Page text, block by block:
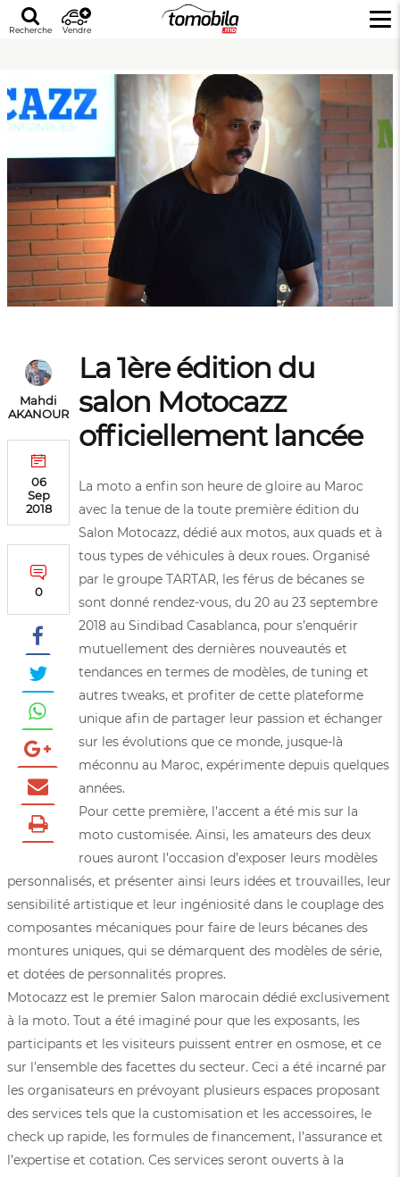
Recherche Vendre
Mahdi
AKANOUR
06
Sep
2018
0
La 1ère édition du
salon Motocazz
officiellement lancée
La moto a enfin son heure de gloire au Maroc
avec la tenue de la toute première édition du
Salon Motocazz, dédié aux motos, aux quads et à
tous types de véhicules à deux roues. Organisé
par le groupe TARTAR, les férus de bécanes se
sont donné rendez-vous, du 20 au 23 septembre
2018 au Sindibad Casablanca, pour s’enquérir
mutuellement des dernières nouveautés et
tendances en termes de modèles, de tuning et
autres tweaks, et profiter de cette plateforme
unique afin de partager leur passion et échanger
sur les évolutions que ce monde, jusque-là
méconnu au Maroc, expérimente depuis quelques
années.
Pour cette première, l’accent a été mis sur la
moto customisée. Ainsi, les amateurs des deux
roues auront l’occasion d’exposer leurs modèles
personnalisés, et présenter ainsi leurs idées et trouvailles, leur
sensibilité artistique et leur ingéniosité dans le couplage des
composantes mécaniques pour faire de leurs bécanes des
montures uniques, qui se démarquent des modèles de série,
et dotées de personnalités propres.
Motocazz est le premier Salon marocain dédié exclusivement
à la moto. Tout a été imaginé pour que les exposants, les
participants et les visiteurs puissent entrer en osmose, et ce
sur l’ensemble des facettes du secteur. Ceci a été incarné par
les organisateurs en prévoyant plusieurs espaces proposant
des services tels que la customisation et les accessoires, le
check up rapide, les formules de financement, l’assurance et
l’expertise et cotation. Ces services seront ouverts à la